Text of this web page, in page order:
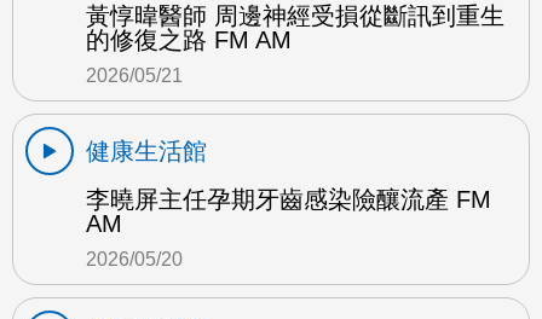
黃惇暐醫師 周邊神經受損從斷訊到重生
的修復之路 FM AM
2026/05/21
健康生活館
李曉屏主任孕期牙齒感染險釀流產 FM
AM
2026/05/20